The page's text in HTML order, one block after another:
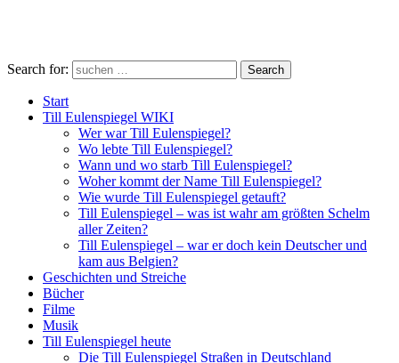
Search for: Search
Start
Till Eulenspiegel WIKI
Wer war Till Eulenspiegel?
Wo lebte Till Eulenspiegel?
Wann und wo starb Till Eulenspiegel?
Woher kommt der Name Till Eulenspiegel?
Wie wurde Till Eulenspiegel getauft?
Till Eulenspiegel – was ist wahr am größten Schelm
aller Zeiten?
Till Eulenspiegel – war er doch kein Deutscher und
kam aus Belgien?
Geschichten und Streiche
Bücher
Filme
Musik
Till Eulenspiegel heute
Die Till Eulenspiegel Straßen in Deutschland